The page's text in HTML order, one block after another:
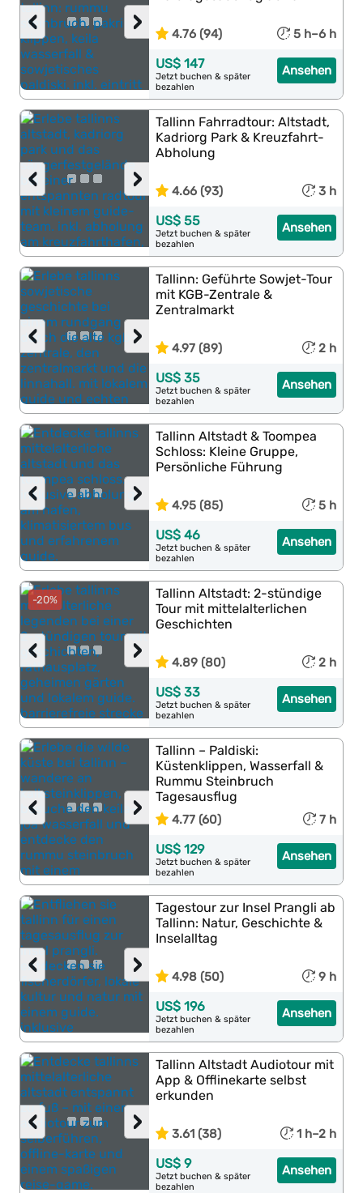
›
‹ 4.76 (94) 5 h–6 h
Ansehen
US$ 147
Jetzt buchen & später
bezahlen
›
‹
Tallinn Fahrradtour: Altstadt,
Kadriorg Park & Kreuzfahrt-
Abholung
4.66 (93) 3 h
Ansehen
US$ 55
Jetzt buchen & später
bezahlen
›
‹
Tallinn: Geführte Sowjet-Tour
mit KGB-Zentrale &
Zentralmarkt
4.97 (89) 2 h
Ansehen
US$ 35
Jetzt buchen & später
bezahlen
›
‹
Tallinn Altstadt & Toompea
Schloss: Kleine Gruppe,
Persönliche Führung
4.95 (85) 5 h
Ansehen
US$ 46
Jetzt buchen & später
bezahlen
-20%
›
‹
Tallinn Altstadt: 2-stündige
Tour mit mittelalterlichen
Geschichten
4.89 (80) 2 h
Ansehen
US$ 33
Jetzt buchen & später
bezahlen
›
‹
Tallinn – Paldiski:
Küstenklippen, Wasserfall &
Rummu Steinbruch
Tagesausflug
4.77 (60) 7 h
Ansehen
US$ 129
Jetzt buchen & später
bezahlen
›
‹
Tagestour zur Insel Prangli ab
Tallinn: Natur, Geschichte &
Inselalltag
4.98 (50) 9 h
Ansehen
US$ 196
Jetzt buchen & später
bezahlen
›
‹
Tallinn Altstadt Audiotour mit
App & Offlinekarte selbst
erkunden
3.61 (38) 1 h–2 h
Ansehen
US$ 9
Jetzt buchen & später
bezahlen